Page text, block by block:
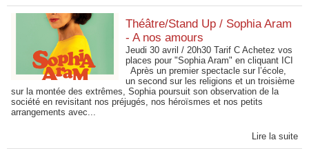
Théâtre/Stand Up / Sophia Aram
- A nos amours
Jeudi 30 avril / 20h30 Tarif C Achetez vos
places pour "Sophia Aram" en cliquant ICI
Après un premier spectacle sur l’école,
un second sur les religions et un troisième
sur la montée des extrêmes, Sophia poursuit son observation de la
société en revisitant nos préjugés, nos héroïsmes et nos petits
arrangements avec...
Lire la suite